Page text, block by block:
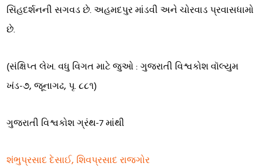
સિંહદર્શનની સગવડ છે. અહમદપુર માંડવી અને ચોરવાડ પ્રવાસધામો
છે.
(સંક્ષિપ્ત લેખ. વધુ વિગત માટે જુઓ : ગુજરાતી વિશ્વકોશ વૉલ્યુમ
ખંડ-૭, જૂનાગઢ, પૃ. ૮૮૧)
ગુજરાતી વિશ્વકોશ ગ્રંથ-7 માંથી
શંભુપ્રસાદ દેસાઈ, શિવપ્રસાદ રાજગોર